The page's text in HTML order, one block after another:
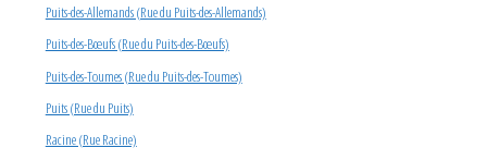
Puits-des-Allemands (Rue du Puits-des-Allemands)
Puits-des-Bœufs (Rue du Puits-des-Bœufs)
Puits-des-Toumes (Rue du Puits-des-Toumes)
Puits (Rue du Puits)
Racine (Rue Racine)